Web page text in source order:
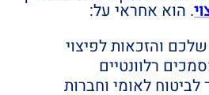
. הוא אחראי על:
והזכאות לפיצוי
רלוונטיים
לביטוח לאומי וחברות